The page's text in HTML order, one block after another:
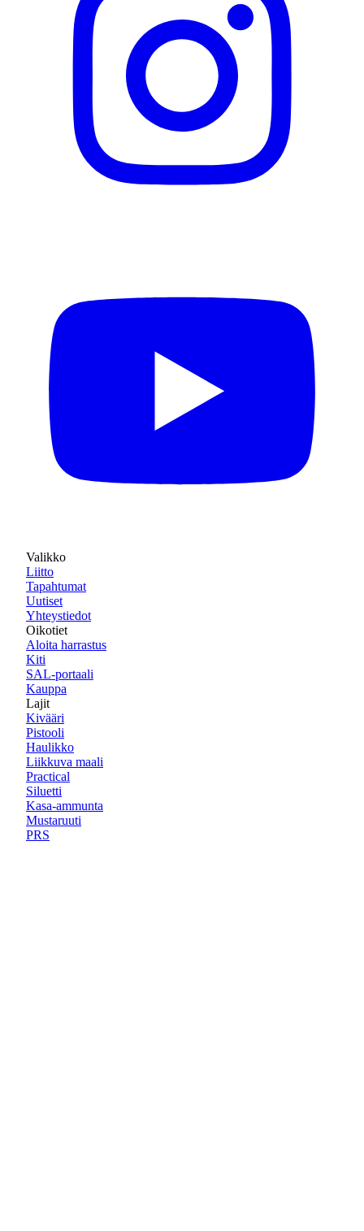
Valikko
Liitto
Tapahtumat
Uutiset
Yhteystiedot
Oikotiet
Aloita harrastus
Kiti
SAL-portaali
Kauppa
Lajit
Kivääri
Pistooli
Haulikko
Liikkuva maali
Practical
Siluetti
Kasa-ammunta
Mustaruuti
PRS